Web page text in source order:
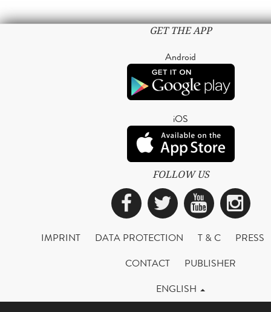
GET THE APP
Android
iOS
FOLLOW US
Facebook
Twitter
IMPRINT DATA PROTECTION T & C
PRESS
CONTACT
PUBLISHER
ENGLISH